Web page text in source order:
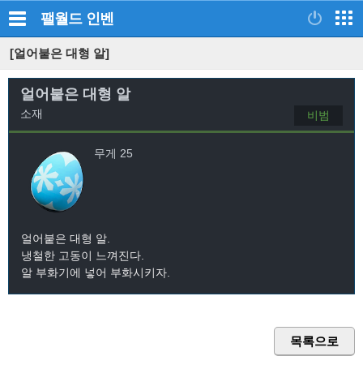
팰월드 인벤
[얼어붙은 대형 알]
얼어붙은 대형 알
소재 비범
무게 25
얼어붙은 대형 알.
냉철한 고동이 느껴진다.
알 부화기에 넣어 부화시키자.
목록으로